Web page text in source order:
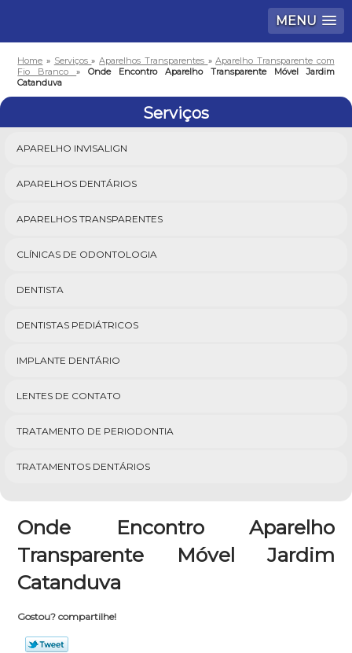
MENU
Home » Serviços»Aparelhos Transparentes »Aparelho Transparente com
Fio Branco»Onde Encontro Aparelho Transparente Móvel Jardim
Catanduva
Serviços
APARELHO INVISALIGN
APARELHOS DENTÁRIOS
APARELHOS TRANSPARENTES
CLÍNICAS DE ODONTOLOGIA
DENTISTA
DENTISTAS PEDIÁTRICOS
IMPLANTE DENTÁRIO
LENTES DE CONTATO
TRATAMENTO DE PERIODONTIA
TRATAMENTOS DENTÁRIOS
Onde Encontro Aparelho
Transparente Móvel Jardim
Catanduva
Gostou? compartilhe!